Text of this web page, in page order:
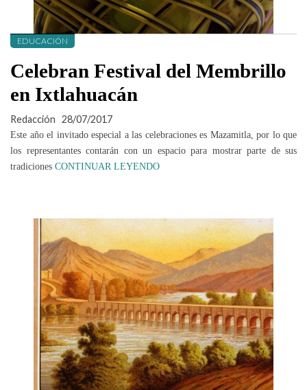
EDUCACIÓN
Celebran Festival del Membrillo
en Ixtlahuacán
Redacción 28/07/2017
Este año el invitado especial a las celebraciones es Mazamitla, por lo que
los representantes contarán con un espacio para mostrar parte de sus
tradiciones CONTINUAR LEYENDO